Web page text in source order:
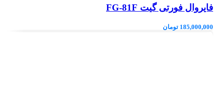
فایروال فورتی گیت FG-81F
185,000,000 تومان